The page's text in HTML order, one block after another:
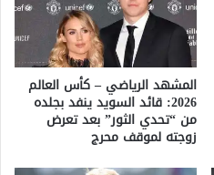
المشهد الرياضي – كأس العالم
2026: قائد السويد ينفد بجلده
من “تحدي الثور” بعد تعرض
زوجته لموقف محرج